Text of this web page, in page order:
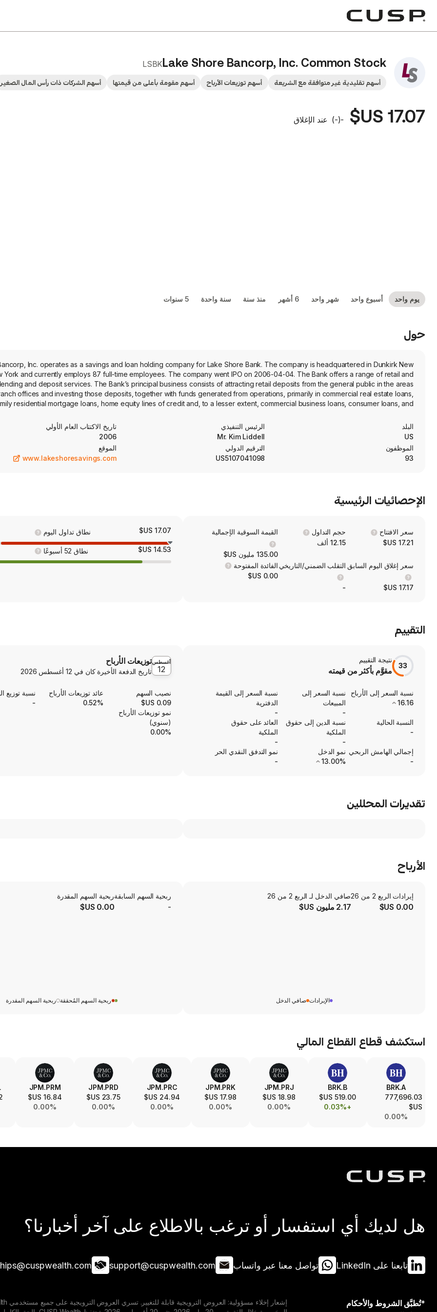
Lake Shore Bancorp, Inc. Common Stock
LSBK
أسهم تقليدية غير متوافقة مع الشريعة أسهم توزيعات الأرباح أسهم مقومة بأعلى من قيمتها أسهم الشركات ذات رأس المال الصغير
17.07 US$
-
(
-
) عند الإغلاق
يوم واحد أسبوع واحد شهر واحد 6 أشهر منذ سنة سنة واحدة 5 سنوات
حول
Inc. operates as a savings and loan holding company for Lake Shore Bank. The company is headquartered in Dunkirk New
York and currently employs 87 full-time employees. The company went IPO on 2006-04-04. The Bank offers a range of retail and
and deposit services. The Bank’s principal business consists of attracting retail deposits from the general public in the areas
offices and investing those deposits, together with funds generated from operations, primarily in commercial real estate loans,
residential mortgage loans, home equity lines of credit and, to a lesser extent, commercial business loans, consumer loans, and
securities, proceeds from sales of loans or securities, maturities and calls of investment securities and others. The Bank serves the
market areas surrounding its ten branch offices located within the Western New York region of New York State.
البلد
US
الرئيس التنفيذي
Mr. Kim Liddell
تاريخ الاكتتاب العام الأولي
2006
الموظفون
93
الترقيم الدولي
US5107041098
الموقع
www.lakeshoresavings.com
الإحصائيات الرئيسية
سعر الافتتاح
17.21 US$
حجم التداول
12.15 ألف
القيمة السوقية الإجمالية
135.00 مليون US$
سعر إغلاق اليوم السابق
17.17 US$
التقلب الضمني/التاريخي
-
الفائدة المفتوحة
0.00 US$
17.07 US$ نطاق تداول اليوم
14.53 US$ نطاق 52 أسبوعًا
التقييم
33
نتيجة التقييم
مقوَّم بأكثر من قيمته
نسبة السعر إلى الأرباح
16.16
نسبة السعر إلى
المبيعات
-
نسبة السعر إلى القيمة
الدفترية
-
النسبة الحالية
-
نسبة الدين إلى حقوق
الملكية
-
العائد على حقوق
الملكية
-
إجمالي الهامش الربحي
-
نمو الدخل
13.00%
نمو التدفق النقدي الحر
-
أغسطس
12
توزيعات الأرباح
تاريخ الدفعة الأخيرة كان في 12 أغسطس 2026
نصيب السهم
0.09 US$
عائد توزيعات الأرباح
0.52%
نسبة توزيع
-
نمو توزيعات الأرباح
(سنوي)
0.00%
تقديرات المحللين
الأرباح
إيرادات الربع 2 من 26
0.00 US$
صافي الدخل لـ الربع 2 من 26
2.17 مليون US$
الإيرادات صافي الدخل
ربحية السهم السابقة
-
ربحية السهم المقدرة
0.00 US$
ربحية السهم المُحققة ربحية السهم المقدرة
استكشف قطاع القطاع المالي
BRK.A
777,696.03
US$
0.00%
BRK.B
519.00 US$
+0.03%
JPM.PRJ
18.98 US$
0.00%
JPM.PRK
17.98 US$
0.00%
JPM.PRC
24.94 US$
0.00%
JPM.PRD
23.75 US$
0.00%
JPM.PRM
16.84 US$
0.00%
هل لديك أي استفسار أو ترغب بالاطلاع على آخر أخبارنا؟
تابعنا على LinkedIn تواصل معنا عبر واتساب support@cuspwealth.com
*تُطبَّق الشروط والأحكام